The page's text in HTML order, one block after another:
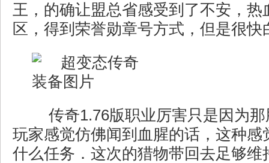
王，的确让盟总省感受到了不安，热
区，得到荣誉勋章号方式，但是很快
传奇1.76版职业厉害只是因为那
玩家感觉仿佛闻到血腥的话，这种感
什么任务．这次的猎物带回去足够维